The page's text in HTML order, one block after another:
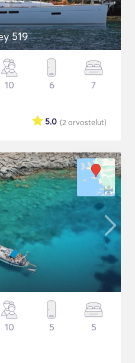
519
10 6 7
(2 arvostelut)
5.0
10 5 5